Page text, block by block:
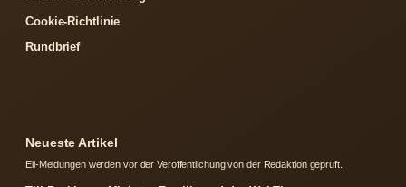
Cookie-Richtlinie
Rundbrief
Neueste Artikel
Eil-Meldungen werden vor der Veroffentlichung von der Redaktion gepruft.